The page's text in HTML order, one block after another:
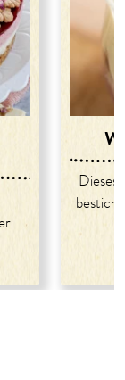
Dieses